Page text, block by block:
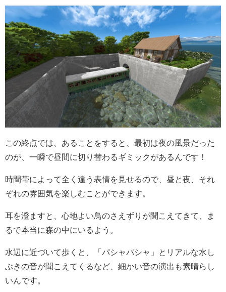
この終点では、あることをすると、最初は夜の風景だった
のが、一瞬で昼間に切り替わるギミックがあるんです！
時間帯によって全く違う表情を見せるので、昼と夜、それ
ぞれの雰囲気を楽しむことができます。
耳を澄ますと、心地よい鳥のさえずりが聞こえてきて、ま
るで本当に森の中にいるよう。
水辺に近づいて歩くと、「パシャパシャ」とリアルな水し
ぶきの音が聞こえてくるなど、細かい音の演出も素晴らし
いんです。